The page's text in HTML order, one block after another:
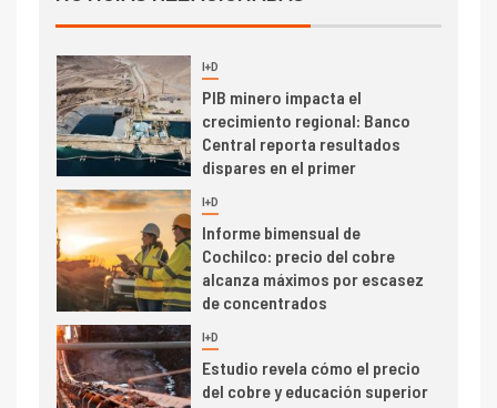
de concentrados
5 I+D
Estudio revela cómo el precio
del cobre y educación superior
se relacionan en zonas
mineras
6 I+D
BHP proyecta producción de
cobre cercana a 2 millones de
toneladas tras récord en
Escondida
7 I+D
Codelco reporta Ebitda de US$
6.670 millones y mejora sus